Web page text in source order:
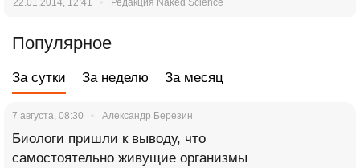
Популярное
За сутки За неделю За месяц
7 августа, 08:30 Александр Березин
Биологи пришли к выводу, что
самостоятельно живущие организмы